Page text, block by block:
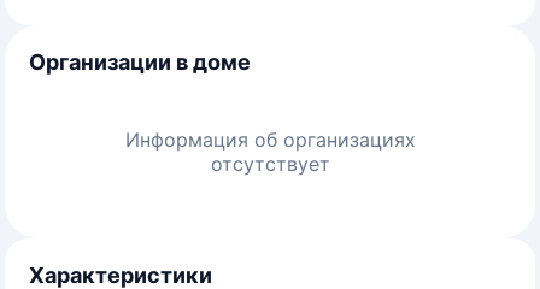
Организации в доме
Информация об организациях
отсутствует
Характеристики